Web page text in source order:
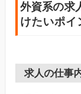
外資系の求
けたいポイ
求人の仕事